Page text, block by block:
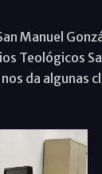
Manuel
Teológicos
da algunas